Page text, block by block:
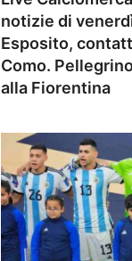
notizie di
Esposito,
Como.
alla Fiorentina